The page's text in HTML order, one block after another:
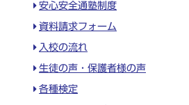
安心安全通塾制度
資料請求フォーム
入校の流れ
生徒の声・保護者様の声
各種検定